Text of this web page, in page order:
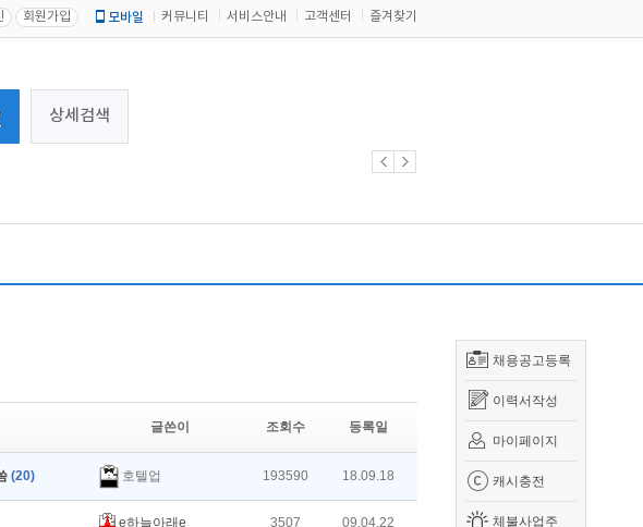
회원가입 모바일 커뮤니티 서비스안내 고객센터 즐겨찾기
상세검색
채용공고등록
이력서작성
마이페이지
캐시충전
체불사업주
글쓴이 조회수 등록일
(20) 호텔업 193590 18.09.18
e하늘아래e 3507 09.04.22